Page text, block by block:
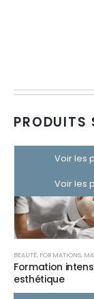
PRODUITS
,PÉDICURE,PRODUITS,
Voir les
Voir les
BEAUTÉ, FORMATIONS,
Formation
esthétique